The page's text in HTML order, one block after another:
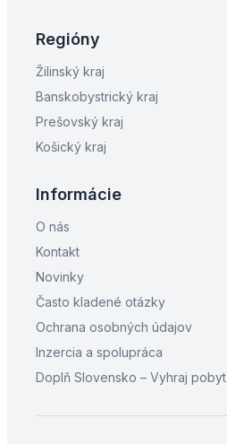
Regióny
Žilinský kraj
Banskobystrický kraj
Prešovský kraj
Košický kraj
Informácie
O nás
Kontakt
Novinky
Často kladené otázky
Ochrana osobných údajov
Inzercia a spolupráca
Doplň Slovensko – Vyhraj pobyt